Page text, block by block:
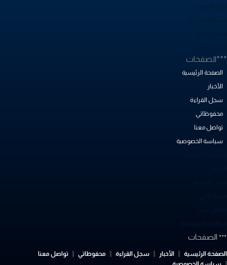
الصفحة الرئيسية
الأخبار
سجل القراءة
محفوظاتي
تواصل معنا
سياسة الخصوصية
الخصوصية
الصفحات
الرئيسية الأخبار سجل القراءة محفوظاتي
تواصل معنا